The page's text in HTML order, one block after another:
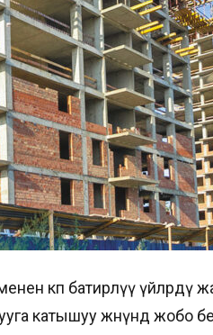
көп батирлүү үйлөрдү
катышуу жөнүндө жобо